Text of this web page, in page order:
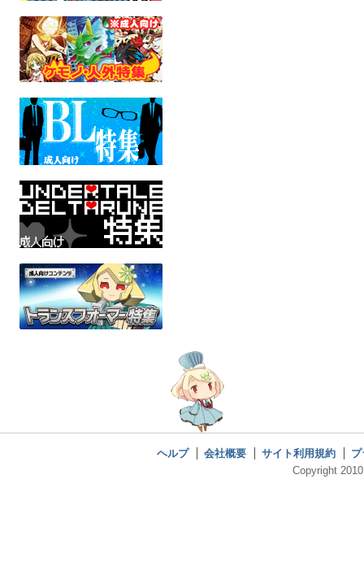
ヘルプ 会社概要 サイト利用規約
Copyright